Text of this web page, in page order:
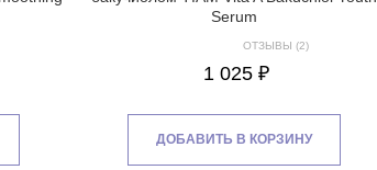
Serum
ОТЗЫВЫ (2)
1 025 ₽
ДОБАВИТЬ В КОРЗИНУ